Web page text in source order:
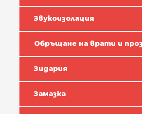
Звукоизолация
Обръщане на врати и
Зидария
Замазка